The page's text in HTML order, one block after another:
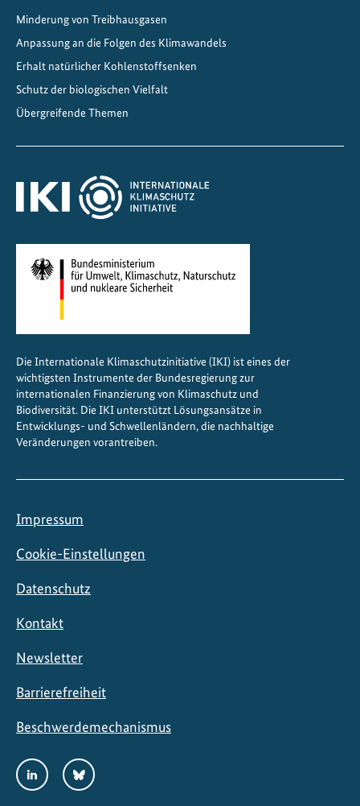
Minderung von Treibhausgasen
Anpassung an die Folgen des Klimawandels
Erhalt natürlicher Kohlenstoffsenken
Schutz der biologischen Vielfalt
Übergreifende Themen
Die Internationale Klimaschutzinitiative (IKI) ist eines der
wichtigsten Instrumente der Bundesregierung zur
internationalen Finanzierung von Klimaschutz und
Biodiversität. Die IKI unterstützt Lösungsansätze in
Entwicklungs- und Schwellenländern, die nachhaltige
Veränderungen vorantreiben.
Impressum
Cookie-Einstellungen
Datenschutz
Kontakt
Newsletter
Barrierefreiheit
Beschwerdemechanismus
Social
Media
LinkedInBluesky